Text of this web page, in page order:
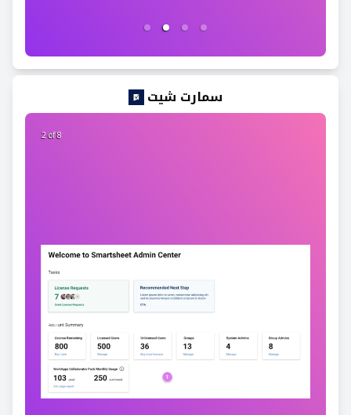
سمارت شيت
2 of 8